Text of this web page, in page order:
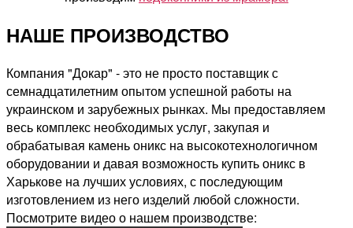
НАШЕ ПРОИЗВОДСТВО
Компания "Докар" - это не просто поставщик с
семнадцатилетним опытом успешной работы на
украинском и зарубежных рынках. Мы предоставляем
весь комплекс необходимых услуг, закупая и
обрабатывая камень оникс на высокотехнологичном
оборудовании и давая возможность купить оникс в
Харькове на лучших условиях, с последующим
изготовлением из него изделий любой сложности.
Посмотрите видео о нашем производстве: